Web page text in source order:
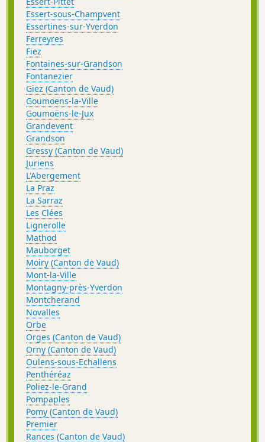
Essert-sous-Champvent
Essertines-sur-Yverdon
Ferreyres
Fiez
Fontaines-sur-Grandson
Fontanezier
Giez (Canton de Vaud)
Goumoëns-la-Ville
Goumoëns-le-Jux
Grandevent
Grandson
Gressy (Canton de Vaud)
Juriens
L'Abergement
La Praz
La Sarraz
Les Clées
Lignerolle
Mathod
Mauborget
Moiry (Canton de Vaud)
Mont-la-Ville
Montagny-près-Yverdon
Montcherand
Novalles
Orbe
Orges (Canton de Vaud)
Orny (Canton de Vaud)
Oulens-sous-Echallens
Penthéréaz
Poliez-le-Grand
Pompaples
Pomy (Canton de Vaud)
Premier
Rances (Canton de Vaud)